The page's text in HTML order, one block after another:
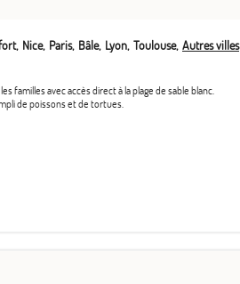
Nice Paris Bâle Lyon Toulouse Autres villes
familles avec accès direct à la plage de sable blanc.
de poissons et de tortues.